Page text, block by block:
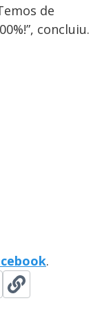
de
concluiu.
.